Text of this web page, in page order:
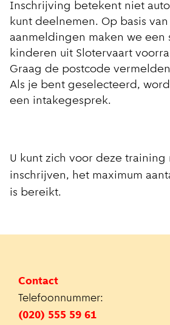
Inschrijving betekent niet
kunt deelnemen. Op basis
aanmeldingen maken we een
kinderen uit Slotervaart
Graag de postcode
Als je bent geselecteerd,
een intakegesprek.
U kunt zich voor deze training
inschrijven, het maximum
is bereikt.
Contact
Telefoonnummer:
(020) 555 59 61